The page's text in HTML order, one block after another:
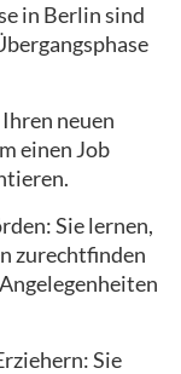
in Berlin sind
neuen
einen Job
Sie lernen,
zurechtfinden
Sie